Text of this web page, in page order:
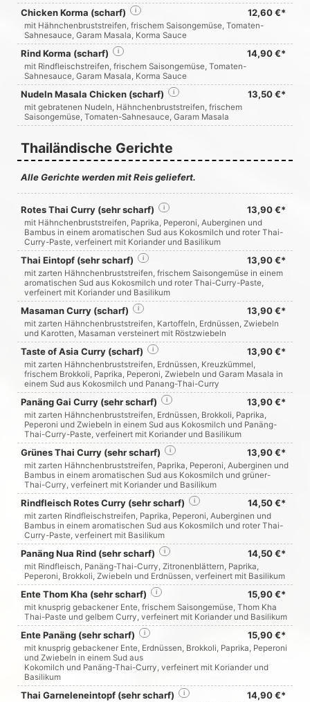
Chicken Korma (scharf) 12,60 €*
i
mit Hähnchenbruststreifen, frischem Saisongemüse, Tomaten-
Sahnesauce, Garam Masala, Korma Sauce
Rind Korma (scharf) 14,90 €*
i
mit Rindfleischstreifen, frischem Saisongemüse, Tomaten-
Sahnesauce, Garam Masala, Korma Sauce
Nudeln Masala Chicken (scharf) 13,50 €*
i
mit gebratenen Nudeln, Hähnchenbruststreifen, frischem
Saisongemüse, Tomaten-Sahnesauce, Garam Masala
Thailändische Gerichte
Alle Gerichte werden mit Reis geliefert.
Rotes Thai Curry (sehr scharf) 13,90 €*
i
mit Hähnchenbruststreifen, Paprika, Peperoni, Auberginen und
Bambus in einem aromatischen Sud aus Kokosmilch und roter Thai-
Curry-Paste, verfeinert mit Koriander und Basilikum
Thai Eintopf (sehr scharf) 13,90 €*
i
mit zarten Hähnchenbruststreifen, frischem Saisongemüse in einem
aromatischen Sud aus Kokosmilch und roter Thai-Curry-Paste,
verfeinert mit Koriander und Basilikum
Masaman Curry (scharf) 13,90 €*
i
mit zarten Hähnchenbruststreifen, Kartoffeln, Erdnüssen, Zwiebeln
und Karotten, Masaman versteinert mit Röstzwiebeln
Taste of Asia Curry (scharf) 13,90 €*
i
mit zarten Hähnchenbruststreifen, Erdnüssen, Kreuzkümmel,
frischem Brokkoli, Paprika, Peperoni, Zwiebeln und Garam Masala in
einem Sud aus Kokosmilch und Panang-Thai-Curry
Panäng Gai Curry (sehr scharf) 13,90 €*
i
mit zarten Hähnchenbruststreifen, Erdnüssen, Brokkoli, Paprika,
Peperoni und Zwiebeln in einem Sud aus Kokosmilch und Panäng-
Thai-Curry-Paste, verfeinert mit Koriander und Basilikum
Grünes Thai Curry (sehr scharf) 13,90 €*
i
mit zarten Hähnchenbruststreifen, Paprika, Peperoni, Auberginen und
Bambus in einem aromatischen Sud aus Kokosmilch und grüner-
Thai-Curry, verfeinert mit Koriander und Basilikum
Rindfleisch Rotes Curry (sehr scharf) 14,50 €*
i
mit zarten Rindfleischstreifen, Paprika, Peperoni, Auberginen und
Bambus in einem aromatischen Sud aus Kokosmilch und roter Thai-
Curry-Paste, verfeinert mit Basilikum
Panäng Nua Rind (sehr scharf) 14,50 €*
i
mit Rindfleisch, Panäng-Thai-Curry, Zitronenblättern, Paprika,
Peperoni, Brokkoli, Zwiebeln und Erdnüssen, verfeinert mit Basilikum
Ente Thom Kha (sehr scharf) 15,90 €*
i
mit knusprig gebackener Ente, frischem Saisongemüse, Thom Kha
Thai-Paste und gelbem Curry, verfeinert mit Koriander und Basilikum
Ente Panäng (sehr scharf) 15,90 €*
i
mit knusprig gebackener Ente, Erdnüssen, Brokkoli, Paprika, Peperoni
und Zwiebeln in einem Sud aus
Kokomilch und Panäng-Thai-Curry, verfeinert mit Koriander und
Basilikum
Thai Garneleneintopf (sehr scharf) 14,90 €*
i